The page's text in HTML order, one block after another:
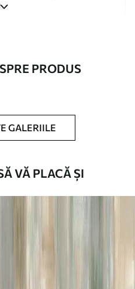
și livrat în role de
cm lățime.
cu strat de lac și/sau adeziv
PRODUS
GALERIILE
VĂ PLACĂ ȘI